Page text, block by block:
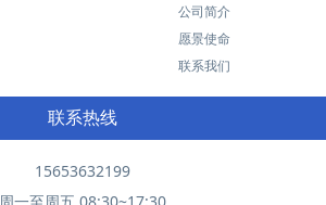
公司简介
愿景使命
联系我们
联系热线
15653632199
周一至周五 08:30~17:30